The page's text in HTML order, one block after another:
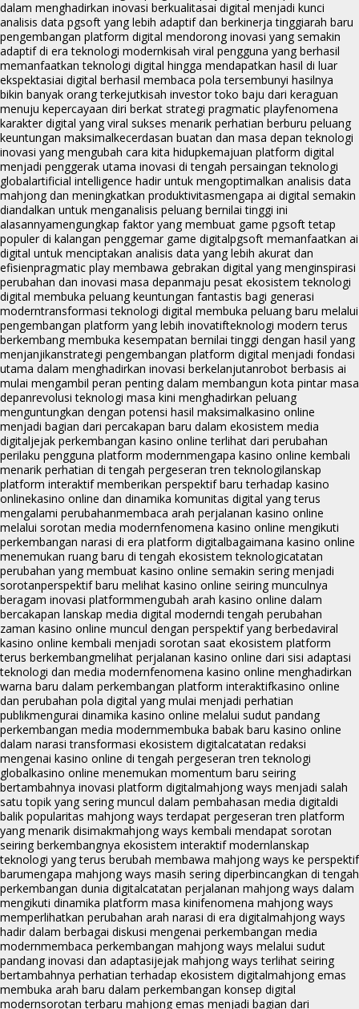
dalam menghadirkan inovasi berkualitasai digital menjadi kunci
analisis data pgsoft yang lebih adaptif dan berkinerja tinggiarah baru
pengembangan platform digital mendorong inovasi yang semakin
adaptif di era teknologi modernkisah viral pengguna yang berhasil
memanfaatkan teknologi digital hingga mendapatkan hasil di luar
ekspektasiai digital berhasil membaca pola tersembunyi hasilnya
bikin banyak orang terkejutkisah investor toko baju dari keraguan
menuju kepercayaan diri berkat strategi pragmatic playfenomena
karakter digital yang viral sukses menarik perhatian berburu peluang
keuntungan maksimalkecerdasan buatan dan masa depan teknologi
inovasi yang mengubah cara kita hidupkemajuan platform digital
menjadi penggerak utama inovasi di tengah persaingan teknologi
globalartificial intelligence hadir untuk mengoptimalkan analisis data
mahjong dan meningkatkan produktivitasmengapa ai digital semakin
diandalkan untuk menganalisis peluang bernilai tinggi ini
alasannyamengungkap faktor yang membuat game pgsoft tetap
populer di kalangan penggemar game digitalpgsoft memanfaatkan ai
digital untuk menciptakan analisis data yang lebih akurat dan
efisienpragmatic play membawa gebrakan digital yang menginspirasi
perubahan dan inovasi masa depanmaju pesat ekosistem teknologi
digital membuka peluang keuntungan fantastis bagi generasi
moderntransformasi teknologi digital membuka peluang baru melalui
pengembangan platform yang lebih inovatifteknologi modern terus
berkembang membuka kesempatan bernilai tinggi dengan hasil yang
menjanjikanstrategi pengembangan platform digital menjadi fondasi
utama dalam menghadirkan inovasi berkelanjutanrobot berbasis ai
mulai mengambil peran penting dalam membangun kota pintar masa
depanrevolusi teknologi masa kini menghadirkan peluang
menguntungkan dengan potensi hasil maksimalkasino online
menjadi bagian dari percakapan baru dalam ekosistem media
digitaljejak perkembangan kasino online terlihat dari perubahan
perilaku pengguna platform modernmengapa kasino online kembali
menarik perhatian di tengah pergeseran tren teknologilanskap
platform interaktif memberikan perspektif baru terhadap kasino
onlinekasino online dan dinamika komunitas digital yang terus
mengalami perubahanmembaca arah perjalanan kasino online
melalui sorotan media modernfenomena kasino online mengikuti
perkembangan narasi di era platform digitalbagaimana kasino online
menemukan ruang baru di tengah ekosistem teknologicatatan
perubahan yang membuat kasino online semakin sering menjadi
sorotanperspektif baru melihat kasino online seiring munculnya
beragam inovasi platformmengubah arah kasino online dalam
bercakapan lanskap media digital moderndi tengah perubahan
zaman kasino online muncul dengan perspektif yang berbedaviral
kasino online kembali menjadi sorotan saat ekosistem platform
terus berkembangmelihat perjalanan kasino online dari sisi adaptasi
teknologi dan media modernfenomena kasino online menghadirkan
warna baru dalam perkembangan platform interaktifkasino online
dan perubahan pola digital yang mulai menjadi perhatian
publikmengurai dinamika kasino online melalui sudut pandang
perkembangan media modernmembuka babak baru kasino online
dalam narasi transformasi ekosistem digitalcatatan redaksi
mengenai kasino online di tengah pergeseran tren teknologi
globalkasino online menemukan momentum baru seiring
bertambahnya inovasi platform digitalmahjong ways menjadi salah
satu topik yang sering muncul dalam pembahasan media digitaldi
balik popularitas mahjong ways terdapat pergeseran tren platform
yang menarik disimakmahjong ways kembali mendapat sorotan
seiring berkembangnya ekosistem interaktif modernlanskap
teknologi yang terus berubah membawa mahjong ways ke perspektif
barumengapa mahjong ways masih sering diperbincangkan di tengah
perkembangan dunia digitalcatatan perjalanan mahjong ways dalam
mengikuti dinamika platform masa kinifenomena mahjong ways
memperlihatkan perubahan arah narasi di era digitalmahjong ways
hadir dalam berbagai diskusi mengenai perkembangan media
modernmembaca perkembangan mahjong ways melalui sudut
pandang inovasi dan adaptasijejak mahjong ways terlihat seiring
bertambahnya perhatian terhadap ekosistem digitalmahjong emas
membuka arah baru dalam perkembangan konsep digital
modernsorotan terbaru mahjong emas menjadi bagian dari